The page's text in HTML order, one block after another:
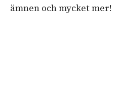
ämnen och mycket mer!